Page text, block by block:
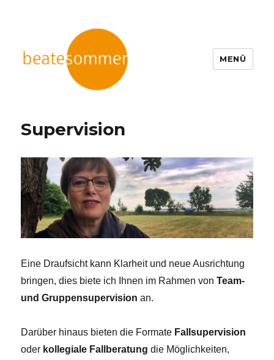
MENÜ
Supervision
Eine Draufsicht kann Klarheit und neue Ausrichtung
bringen, dies biete ich Ihnen im Rahmen vonTeam-
und Gruppensupervision an.
Darüber hinaus bieten die Formate Fallsupervision
oder kollegiale Fallberatung die Möglichkeiten,